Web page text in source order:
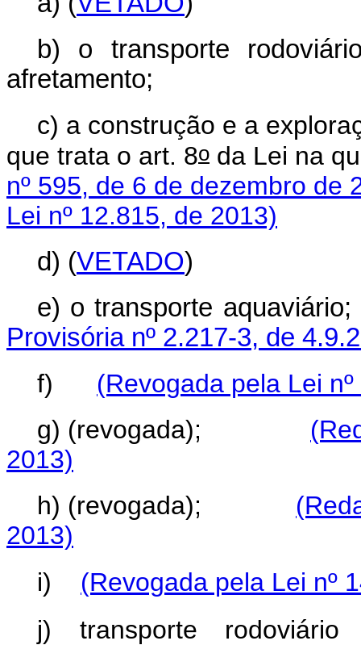
b) o transporte
afretamento;
c) a construção e a
que trata o art. 8o da Lei na
nº 595, de 6 de dezembro de
Lei nº 12.815, de 2013)
d) (VETADO)
e) o transporte aquaviário;
Provisória nº 2.217-3, de
f) (Revogada pela Lei
g) (revogada);
2013)
h) (revogada);
2013)
i) (Revogada pela Lei nº
j) transporte